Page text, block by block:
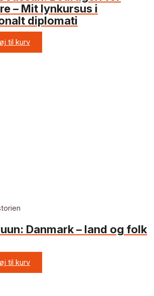
– Mit lynkursus i
diplomati
til kurv
Danmark – land og folk
til kurv